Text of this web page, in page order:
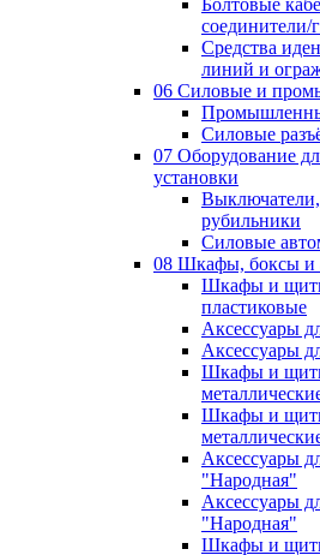
соединители/
Средства
линий и
06 Силовые и
Силовые
07 Оборудование
установки
рубильники
Силовые
08 Шкафы, боксы и
Шкафы и
пластиковые
Аксессуары
Аксессуары
Шкафы и
Шкафы и
Аксессуары
"Народная"
Аксессуары
"Народная"
Шкафы и